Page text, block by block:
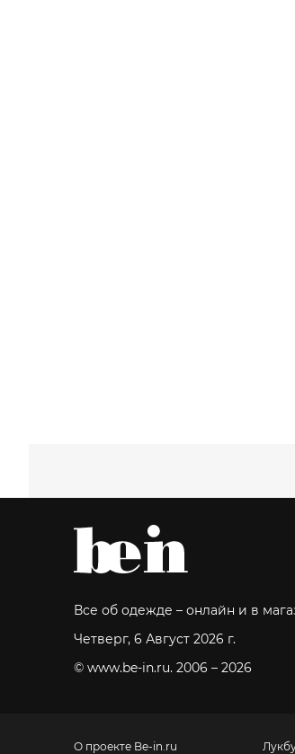
Все об одежде – онлайн и в
Четверг, 6 Август 2026 г.
© www.be-in.ru. 2006 – 2026
О проекте Be-in.ru